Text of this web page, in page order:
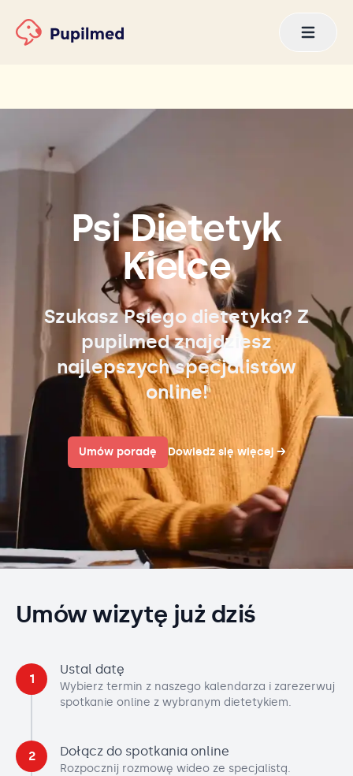
Psi Dietetyk
Kielce
Szukasz Psiego dietetyka? Z
pupilmed znajdziesz
najlepszych specjalistów
online!
Umów poradę Dowiedz się więcej →
Umów wizytę już dziś
1
Ustal datę
Wybierz termin z naszego kalendarza i zarezerwuj
spotkanie online z wybranym dietetykiem.
2 Dołącz do spotkania online
Rozpocznij rozmowę wideo ze specjalistą.